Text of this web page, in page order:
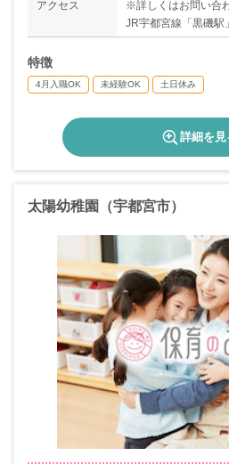
アクセス
※詳しくはお問い合
JR宇都宮線「黒磯駅
特徴
4月入職OK 未経験OK 土日休み
詳細を見
太陽幼稚園（宇都宮市）